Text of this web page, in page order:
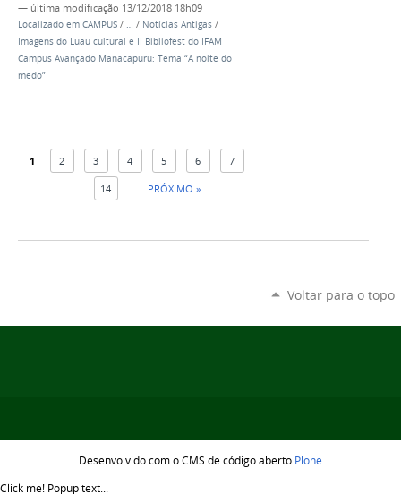
— última modificação 13/12/2018 18h09
Localizado em CAMPUS / … / Notícias Antigas /
Imagens do Luau cultural e II Bibliofest do IFAM
Campus Avançado Manacapuru: Tema “A noite do
medo”
1 2 3 4 5 6 7
... 14 PRÓXIMO »
Voltar para o topo
Desenvolvido com o CMS de código aberto Plone
Click me! Popup text...